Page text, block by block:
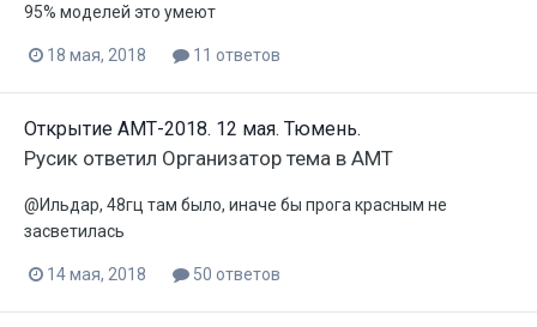
95% моделей это умеют
18 мая, 2018 11 ответов
Открытие АМТ-2018. 12 мая. Тюмень.
Русик ответил Организатор тема в АМТ
@Ильдар, 48гц там было, иначе бы прога красным не
засветилась
14 мая, 2018 50 ответов